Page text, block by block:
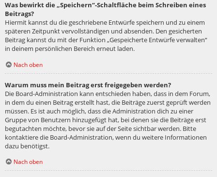
Was bewirkt die „Speichern“-Schaltfläche beim Schreiben eines
Beitrags?
Hiermit kannst du die geschriebene Entwürfe speichern und zu einem
späteren Zeitpunkt vervollständigen und absenden. Den gesicherten
Beitrag kannst du mit der Funktion „Gespeicherte Entwürfe verwalten“
in deinem persönlichen Bereich erneut laden.
Nach oben
Warum muss mein Beitrag erst freigegeben werden?
Die Board-Administration kann entschieden haben, dass in dem Forum,
in dem du einen Beitrag erstellt hast, die Beiträge zuerst geprüft werden
müssen. Es ist auch möglich, dass die Administration dich zu einer
Gruppe von Benutzern hinzugefügt hat, bei denen sie die Beiträge erst
begutachten möchte, bevor sie auf der Seite sichtbar werden. Bitte
kontaktiere die Board-Administration, wenn du weitere Informationen
dazu benötigst.
Nach oben